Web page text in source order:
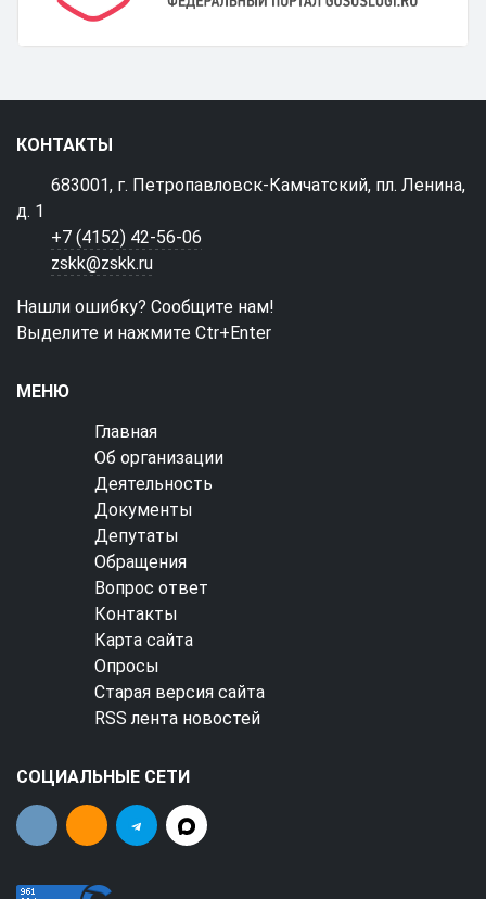
КОНТАКТЫ
683001, г. Петропавловск-Камчатский, пл. Ленина,
д. 1
+7 (4152) 42-56-06
zskk@zskk.ru
Нашли ошибку? Сообщите нам!
Выделите и нажмите Ctr+Enter
МЕНЮ
Главная
Об организации
Деятельность
Документы
Депутаты
Обращения
Вопрос ответ
Контакты
Карта сайта
Опросы
Старая версия сайта
RSS лента новостей
СОЦИАЛЬНЫЕ СЕТИ